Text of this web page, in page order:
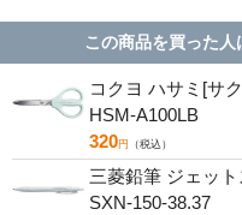
この商品を買った
コクヨ ハサミ[サ
HSM-A100LB
320円 （税込）
三菱鉛筆 ジェッ
SXN-150-38.37